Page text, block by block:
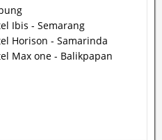
Ibis - Semarang
Horison - Samarinda
Max one - Balikpapan